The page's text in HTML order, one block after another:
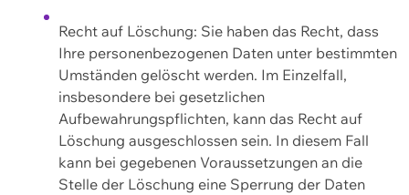
Recht auf Löschung: Sie haben das Recht, dass
Ihre personenbezogenen Daten unter bestimmten
Umständen gelöscht werden. Im Einzelfall,
insbesondere bei gesetzlichen
Aufbewahrungspflichten, kann das Recht auf
Löschung ausgeschlossen sein. In diesem Fall
kann bei gegebenen Voraussetzungen an die
Stelle der Löschung eine Sperrung der Daten